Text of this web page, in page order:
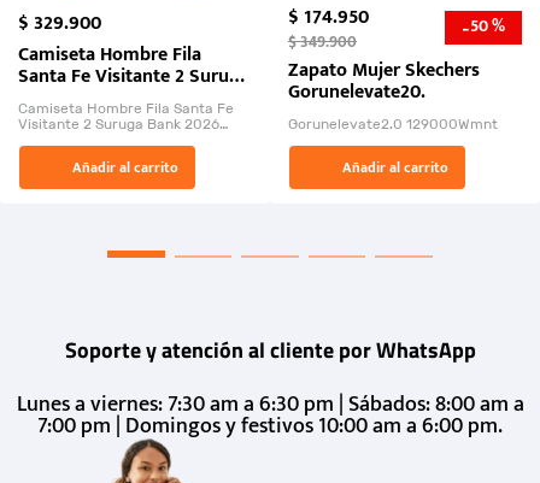
$329.900
Camiseta Hombre Fila
Santa Fe Visitante 2 Suruga
Bank 2026
Camiseta Hombre Fila Santa Fe
Visitante 2 Suruga Bank 2026
El Rugido del Sol Naciente:
“Primeros para la Et...
Añadir al carrito
$174.950
$349.900 -50 %
Zapato Mujer Skechers
Gorunelevate20.
Gorunelevate2.0 129000Wmnt
Añadir al carrito
Soporte y atención al cliente por WhatsApp
Lunes a viernes: 7:30 am a 6:30 pm | Sábados: 8:00 am a
7:00 pm | Domingos y festivos 10:00 am a 6:00 pm.